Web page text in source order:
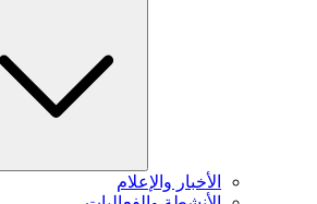
الأخبار والإعلام